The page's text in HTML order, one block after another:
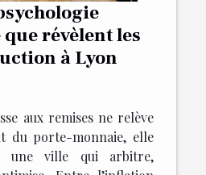
révèlent les
à Lyon
aux remises ne relève
du porte-monnaie, elle
une ville qui arbitre,